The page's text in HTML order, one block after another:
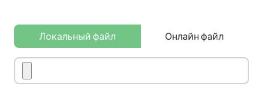
Локальный файл Онлайн файл